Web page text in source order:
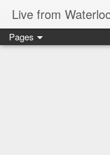
Live from
Pages